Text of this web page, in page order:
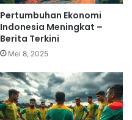
Pertumbuhan Ekonomi
Indonesia Meningkat –
Berita Terkini
Mei 8, 2025